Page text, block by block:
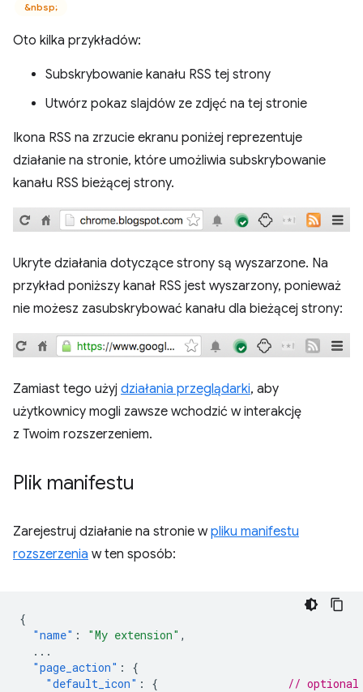
&nbsp;
Oto kilka przykładów:
Subskrybowanie kanału RSS tej strony
Utwórz pokaz slajdów ze zdjęć na tej stronie
Ikona RSS na zrzucie ekranu poniżej reprezentuje
działanie na stronie, które umożliwia subskrybowanie
kanału RSS bieżącej strony.
Ukryte działania dotyczące strony są wyszarzone. Na
przykład poniższy kanał RSS jest wyszarzony, ponieważ
nie możesz zasubskrybować kanału dla bieżącej strony:
Zamiast tego użyj działania przeglądarki, aby
użytkownicy mogli zawsze wchodzić w interakcję
z Twoim rozszerzeniem.
Plik manifestu
Zarejestruj działanie na stronie wpliku manifestu
rozszerzenia w ten sposób:
{
"name" : "My extension" ,
...
"page_action" :
{
"default_icon" : {
// optional